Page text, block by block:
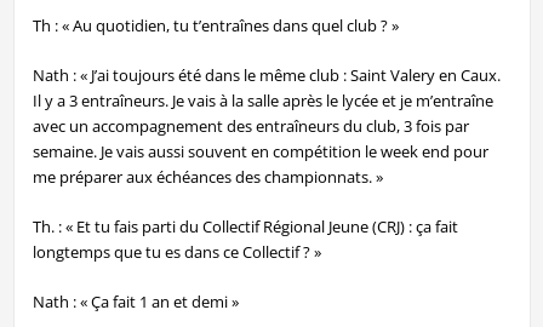
Th : « Au quotidien, tu t’entraînes dans quel club ? »
Nath : « J’ai toujours été dans le même club : Saint Valery en Caux.
Il y a 3 entraîneurs. Je vais à la salle après le lycée et je m’entraîne
avec un accompagnement des entraîneurs du club, 3 fois par
semaine. Je vais aussi souvent en compétition le week end pour
me préparer aux échéances des championnats. »
Th. : « Et tu fais parti du Collectif Régional Jeune (CRJ) : ça fait
longtemps que tu es dans ce Collectif ? »
Nath : « Ça fait 1 an et demi »